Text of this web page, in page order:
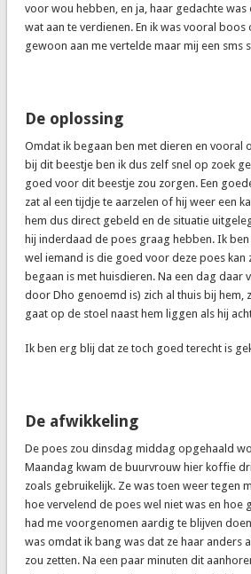
voor wou hebben, en ja, haar gedachte was
wat aan te verdienen. En ik was vooral boos
gewoon aan me vertelde maar mij een sms
De oplossing
Omdat ik begaan ben met dieren en vooral
bij dit beestje ben ik dus zelf snel op zoek
goed voor dit beestje zou zorgen. Een
zat al een tijdje te aarzelen of hij weer een
hem dus direct gebeld en de situatie
hij inderdaad de poes graag hebben. Ik
wel iemand is die goed voor deze poes kan
begaan is met huisdieren. Na een dag daar
door Dho genoemd is) zich al thuis bij hem,
gaat op de stoel naast hem liggen als hij
Ik ben erg blij dat ze toch goed terecht is
De afwikkeling
De poes zou dinsdag middag opgehaald
Maandag kwam de buurvrouw hier koffie
zoals gebruikelijk. Ze was toen weer tegen
hoe vervelend de poes wel niet was en hoe
had me voorgenomen aardig te blijven
was omdat ik bang was dat ze haar anders
zou zetten. Na een paar minuten dit